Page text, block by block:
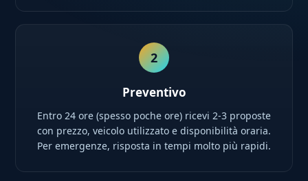
2
Preventivo
Entro 24 ore (spesso poche ore) ricevi 2-3 proposte
con prezzo, veicolo utilizzato e disponibilità oraria.
Per emergenze, risposta in tempi molto più rapidi.